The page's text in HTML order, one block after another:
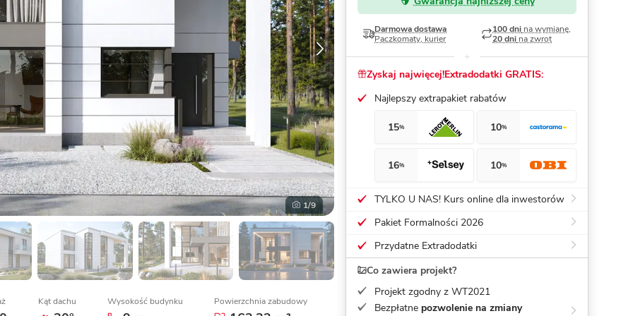
Dom pasywny- co to znaczy
1/9
Kąt dachu Wysokość budynku Powierzchnia zabudowy
Darmowa dostawa
Paczkomaty, kurier
100 dni na wymianę,
20 dni na zwrot
Zyskaj najwięcej!Extradodatki GRATIS:
Najlepszy extrapakiet rabatów
15% 10%
16% 10%
TYLKO U NAS! Kurs online dla inwestorów
Pakiet Formalności 2026
Przydatne Extradodatki
Co zawiera projekt?
Projekt zgodny z WT2021
Bezpłatne pozwolenie na zmiany